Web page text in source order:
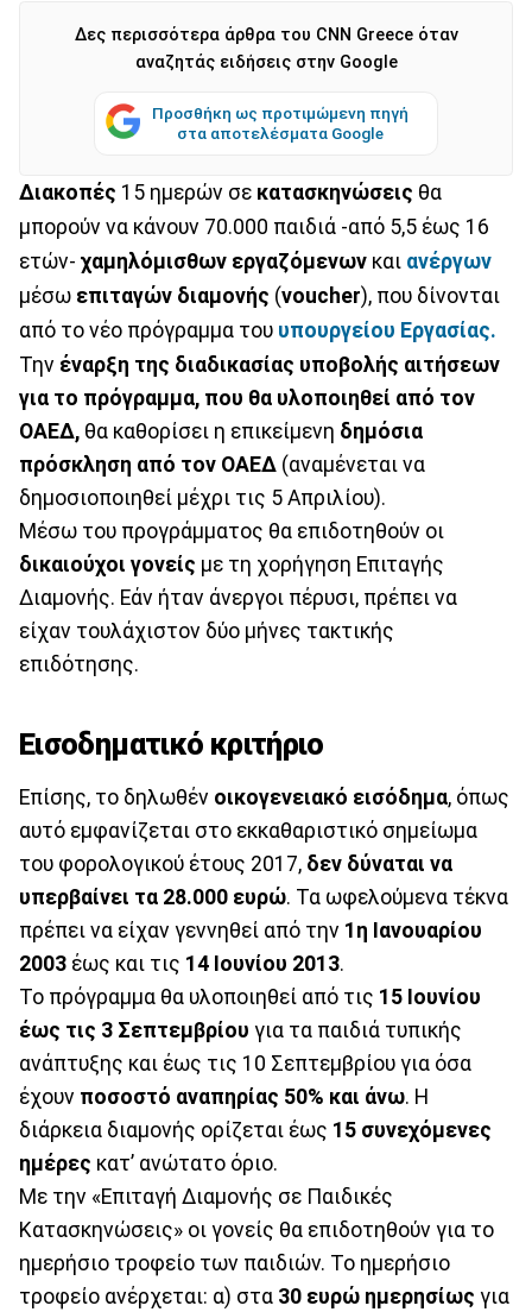
Δες περισσότερα άρθρα του CNN Greece όταν
αναζητάς ειδήσεις στην Google
Προσθήκη ως προτιμώμενη πηγή
στα αποτελέσματα Google
Διακοπές 15 ημερών σε κατασκηνώσεις θα
μπορούν να κάνουν 70.000 παιδιά -από 5,5 έως 16
ετών- χαμηλόμισθων εργαζόμενων και ανέργων
μέσω επιταγών διαμονής (voucher), που δίνονται
από το νέο πρόγραμμα του υπουργείου Εργασίας.
Την έναρξη της διαδικασίας υποβολής αιτήσεων
για το πρόγραμμα, που θα υλοποιηθεί από τον
ΟΑΕΔ, θα καθορίσει η επικείμενη δημόσια
πρόσκληση από τον ΟΑΕΔ (αναμένεται να
δημοσιοποιηθεί μέχρι τις 5 Απριλίου).
Μέσω του προγράμματος θα επιδοτηθούν οι
δικαιούχοι γονείς με τη χορήγηση Επιταγής
Διαμονής. Εάν ήταν άνεργοι πέρυσι, πρέπει να
είχαν τουλάχιστον δύο μήνες τακτικής
επιδότησης.
Εισοδηματικό κριτήριο
Επίσης, το δηλωθέν οικογενειακό εισόδημα, όπως
αυτό εμφανίζεται στο εκκαθαριστικό σημείωμα
του φορολογικού έτους 2017, δεν δύναται να
υπερβαίνει τα 28.000 ευρώ. Τα ωφελούμενα τέκνα
πρέπει να είχαν γεννηθεί από την 1η Ιανουαρίου
2003 έως και τις 14 Ιουνίου 2013.
Το πρόγραμμα θα υλοποιηθεί από τις 15 Ιουνίου
έως τις 3 Σεπτεμβρίου για τα παιδιά τυπικής
ανάπτυξης και έως τις 10 Σεπτεμβρίου για όσα
έχουν ποσοστό αναπηρίας 50% και άνω. Η
διάρκεια διαμονής ορίζεται έως 15 συνεχόμενες
ημέρες κατ’ ανώτατο όριο.
Με την «Επιταγή Διαμονής σε Παιδικές
Κατασκηνώσεις» οι γονείς θα επιδοτηθούν για το
ημερήσιο τροφείο των παιδιών. Το ημερήσιο
τροφείο ανέρχεται: α) στα 30 ευρώ ημερησίως για